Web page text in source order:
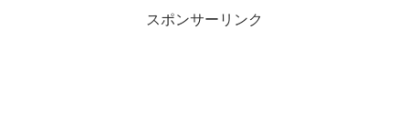
スポンサーリンク